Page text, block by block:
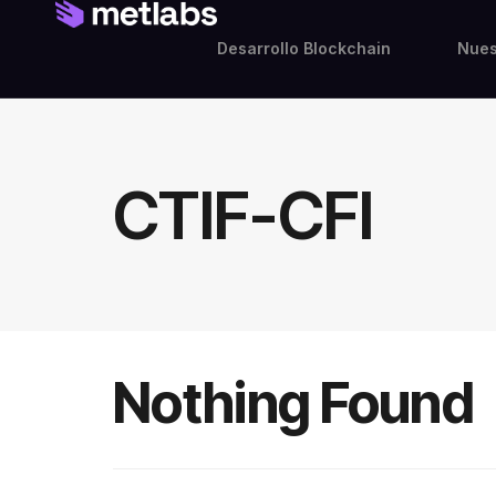
Desarrollo Blockchain
CTIF-CFI
Nothing Found